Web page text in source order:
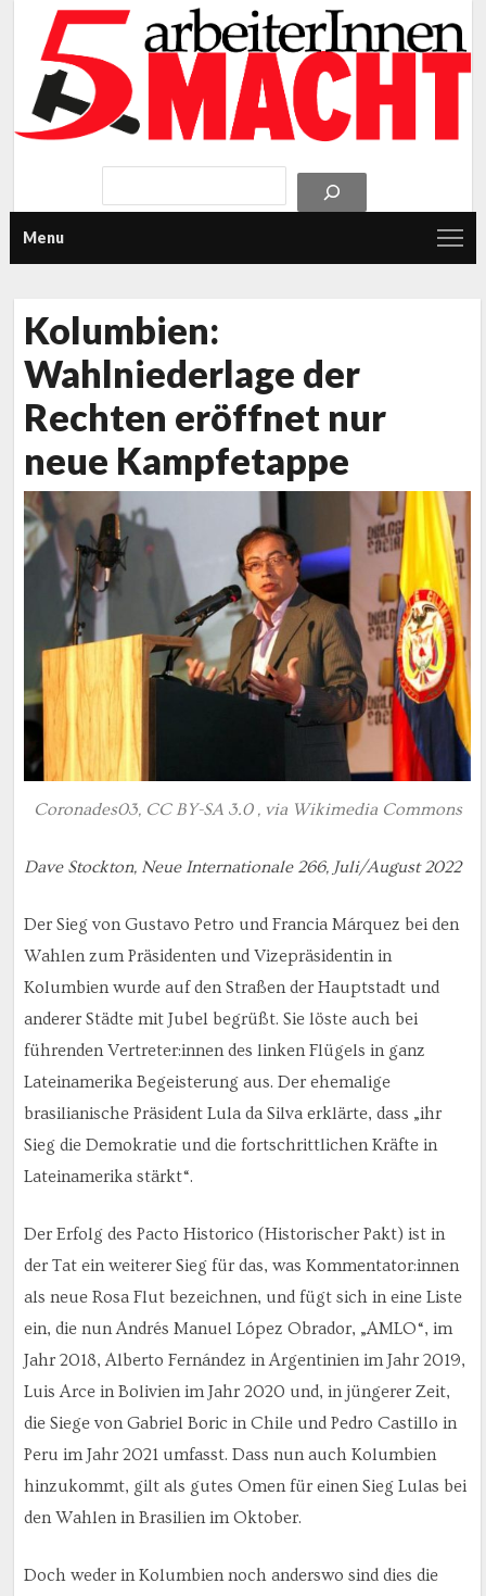
Menu
Kolumbien:
Wahlniederlage der
Rechten eröffnet nur
neue Kampfetappe
Coronades03, CC BY-SA 3.0 , via Wikimedia Commons
Dave Stockton, Neue Internationale 266, Juli/August 2022
Der Sieg von Gustavo Petro und Francia Márquez bei den
Wahlen zum Präsidenten und Vizepräsidentin in
Kolumbien wurde auf den Straßen der Hauptstadt und
anderer Städte mit Jubel begrüßt. Sie löste auch bei
führenden Vertreter:innen des linken Flügels in ganz
Lateinamerika Begeisterung aus. Der ehemalige
brasilianische Präsident Lula da Silva erklärte, dass „ihr
Sieg die Demokratie und die fortschrittlichen Kräfte in
Lateinamerika stärkt“.
Der Erfolg des Pacto Historico (Historischer Pakt) ist in
der Tat ein weiterer Sieg für das, was Kommentator:innen
als neue Rosa Flut bezeichnen, und fügt sich in eine Liste
ein, die nun Andrés Manuel López Obrador, „AMLO“, im
Jahr 2018, Alberto Fernández in Argentinien im Jahr 2019,
Luis Arce in Bolivien im Jahr 2020 und, in jüngerer Zeit,
die Siege von Gabriel Boric in Chile und Pedro Castillo in
Peru im Jahr 2021 umfasst. Dass nun auch Kolumbien
hinzukommt, gilt als gutes Omen für einen Sieg Lulas bei
den Wahlen in Brasilien im Oktober.
Doch weder in Kolumbien noch anderswo sind dies die